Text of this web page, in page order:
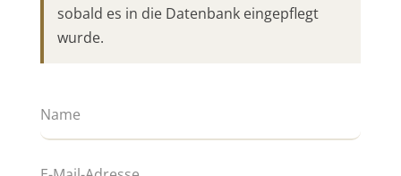
sobald es in die Datenbank eingepflegt
wurde.